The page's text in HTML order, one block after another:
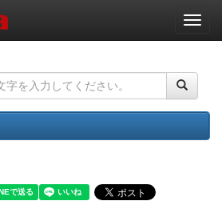
ナ
ビ
ー
ョ
ン